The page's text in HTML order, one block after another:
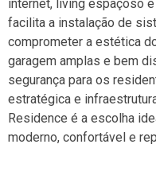
internet, living espaçoso
facilita a instalação de
comprometer a estética
garagem amplas e bem
segurança para os
estratégica e
Residence é a escolha
moderno, confortável e